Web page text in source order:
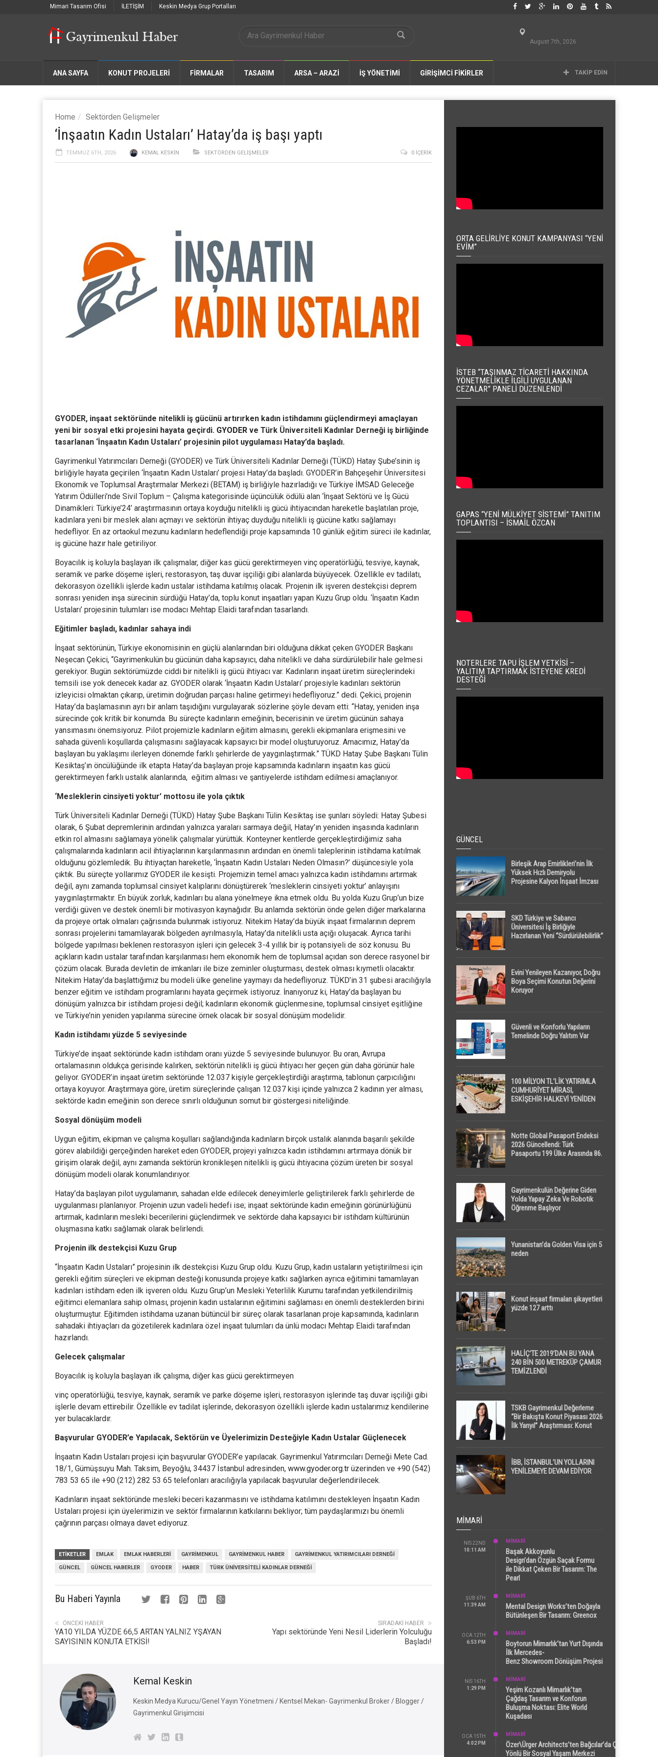
Mimari Tasarım Ofisi İLETİŞİM Keskin Medya Grup Portalları
August 7th, 2026
ANA SAYFA KONUT PROJELERİ FIRMALAR TASARIM ARSA – ARAZİ İŞ YÖNETİMİ GİRİŞİMCİ FİKİRLER TAKIP EDIN
Home Sektörden Gelişmeler
‘İnşaatın Kadın Ustaları’ Hatay’da iş başı yaptı
TEMMUZ 6TH, 2026 KEMAL KESKIN SEKTÖRDEN GELIŞMELER 0 İÇERIK
GYODER, inşaat sektöründe nitelikli iş gücünü artırırken kadın istihdamını güçlendirmeyi amaçlayan
yeni bir sosyal etki projesini hayata geçirdi. GYODER ve Türk Üniversiteli Kadınlar Derneği iş birliğinde
tasarlanan ‘İnşaatın Kadın Ustaları’ projesinin pilot uygulaması Hatay’da başladı.
Gayrimenkul Yatırımcıları Derneği (GYODER) ve Türk Üniversiteli Kadınlar Derneği (TÜKD) Hatay Şube’sinin iş
birliğiyle hayata geçirilen ‘İnşaatın Kadın Ustaları’ projesi Hatay’da başladı. GYODER’in Bahçeşehir Üniversitesi
Ekonomik ve Toplumsal Araştırmalar Merkezi (BETAM) iş birliğiyle hazırladığı ve Türkiye İMSAD Geleceğe
Yatırım Ödülleri’nde Sivil Toplum – Çalışma kategorisinde üçüncülük ödülü alan ‘İnşaat Sektörü ve İş Gücü
Dinamikleri: Türkiye’24’ araştırmasının ortaya koyduğu nitelikli iş gücü ihtiyacından hareketle başlatılan proje,
kadınlara yeni bir meslek alanı açmayı ve sektörün ihtiyaç duyduğu nitelikli iş gücüne katkı sağlamayı
hedefliyor. En az ortaokul mezunu kadınların hedeflendiği proje kapsamında 10 günlük eğitim süreci ile kadınlar,
iş gücüne hazır hale getiriliyor.
Boyacılık iş koluyla başlayan ilk çalışmalar, diğer kas gücü gerektirmeyen vinç operatörlüğü, tesviye, kaynak,
seramik ve parke döşeme işleri, restorasyon, taş duvar işçiliği gibi alanlarda büyüyecek. Özellikle ev tadilatı,
dekorasyon özellikli işlerde kadın ustalar istihdama katılmış olacak. Projenin ilk işveren destekçisi deprem
sonrası yeniden inşa sürecinin sürdüğü Hatay’da, toplu konut inşaatları yapan Kuzu Grup oldu. ‘İnşaatın Kadın
Ustaları’ projesinin tulumları ise modacı Mehtap Elaidi tarafından tasarlandı.
Eğitimler başladı, kadınlar sahaya indi
İnşaat sektörünün, Türkiye ekonomisinin en güçlü alanlarından biri olduğuna dikkat çeken GYODER Başkanı
Neşecan Çekici, “Gayrimenkulün bu gücünün daha kapsayıcı, daha nitelikli ve daha sürdürülebilir hale gelmesi
gerekiyor. Bugün sektörümüzde ciddi bir nitelikli iş gücü ihtiyacı var. Kadınların inşaat üretim süreçlerindeki
temsili ise yok denecek kadar az. GYODER olarak ‘İnşaatın Kadın Ustaları’ projesiyle kadınları sektörün
izleyicisi olmaktan çıkarıp, üretimin doğrudan parçası haline getirmeyi hedefliyoruz.” dedi. Çekici, projenin
Hatay’da başlamasının ayrı bir anlam taşıdığını vurgulayarak sözlerine şöyle devam etti: “Hatay, yeniden inşa
sürecinde çok kritik bir konumda. Bu süreçte kadınların emeğinin, becerisinin ve üretim gücünün sahaya
yansımasını önemsiyoruz. Pilot projemizle kadınların eğitim almasını, gerekli ekipmanlara erişmesini ve
sahada güvenli koşullarda çalışmasını sağlayacak kapsayıcı bir model oluşturuyoruz. Amacımız, Hatay’da
başlayan bu yaklaşımı ilerleyen dönemde farklı şehirlerde de yaygınlaştırmak.” TÜKD Hatay Şube Başkanı Tülin
Kesiktaş’ın öncülüğünde ilk etapta Hatay’da başlayan proje kapsamında kadınların inşaatın kas gücü
gerektirmeyen farklı ustalık alanlarında, eğitim alması ve şantiyelerde istihdam edilmesi amaçlanıyor.
‘Mesleklerin cinsiyeti yoktur’ mottosu ile yola çıktık
Türk Üniversiteli Kadınlar Derneği (TÜKD) Hatay Şube Başkanı Tülin Kesiktaş ise şunları söyledi: Hatay Şubesi
olarak, 6 Şubat depremlerinin ardından yalnızca yaraları sarmaya değil, Hatay’ın yeniden inşasında kadınların
etkin rol almasını sağlamaya yönelik çalışmalar yürüttük. Konteyner kentlerde gerçekleştirdiğimiz saha
çalışmalarında kadınların acil ihtiyaçlarının karşılanmasının ardından en önemli taleplerinin istihdama katılmak
olduğunu gözlemledik. Bu ihtiyaçtan hareketle, ‘İnşaatın Kadın Ustaları Neden Olmasın?’ düşüncesiyle yola
çıktık. Bu süreçte yollarımız GYODER ile kesişti. Projemizin temel amacı yalnızca kadın istihdamını artırmak
değil, aynı zamanda toplumsal cinsiyet kalıplarını dönüştürerek ‘mesleklerin cinsiyeti yoktur’ anlayışını
yaygınlaştırmaktır. En büyük zorluk, kadınları bu alana yönelmeye ikna etmek oldu. Bu yolda Kuzu Grup’un bize
verdiği güven ve destek önemli bir motivasyon kaynağıdır. Bu anlamda sektörün önde gelen diğer markalarına
da projeye ortak olmaları çağrısında bulunmak istiyoruz. Nitekim Hatay’da büyük inşaat firmalarının deprem
sonrası projelerini tamamlayarak bölgeden ayrılmasıyla, Hatay’da nitelikli usta açığı oluşacak. Ayrıca tarihi
bölgede yapılması beklenen restorasyon işleri için gelecek 3-4 yıllık bir iş potansiyeli de söz konusu. Bu
açıkların kadın ustalar tarafından karşılanması hem ekonomik hem de toplumsal açıdan son derece rasyonel bir
çözüm olacak. Burada devletin de imkanları ile bize zeminler oluşturması, destek olması kıymetli olacaktır.
Nitekim Hatay’da başlattığımız bu modeli ülke geneline yaymayı da hedefliyoruz. TÜKD’in 31 şubesi aracılığıyla
benzer eğitim ve istihdam programlarını hayata geçirmek istiyoruz. İnanıyoruz ki, Hatay’da başlayan bu
dönüşüm yalnızca bir istihdam projesi değil; kadınların ekonomik güçlenmesine, toplumsal cinsiyet eşitliğine
ve Türkiye’nin yeniden yapılanma sürecine örnek olacak bir sosyal dönüşüm modelidir.
Kadın istihdamı yüzde 5 seviyesinde
Türkiye’de inşaat sektöründe kadın istihdam oranı yüzde 5 seviyesinde bulunuyor. Bu oran, Avrupa
ortalamasının oldukça gerisinde kalırken, sektörün nitelikli iş gücü ihtiyacı her geçen gün daha görünür hale
geliyor. GYODER’in inşaat üretim sektöründe 12.037 kişiyle gerçekleştirdiği araştırma, tablonun çarpıcılığını
ortaya koyuyor. Araştırmaya göre, üretim süreçlerinde çalışan 12.037 kişi içinde yalnızca 2 kadının yer alması,
sektörde kadın emeğinin son derece sınırlı olduğunun somut bir göstergesi niteliğinde.
Sosyal dönüşüm modeli
Uygun eğitim, ekipman ve çalışma koşulları sağlandığında kadınların birçok ustalık alanında başarılı şekilde
görev alabildiği gerçeğinden hareket eden GYODER, projeyi yalnızca kadın istihdamını artırmaya dönük bir
girişim olarak değil, aynı zamanda sektörün kronikleşen nitelikli iş gücü ihtiyacına çözüm üreten bir sosyal
dönüşüm modeli olarak konumlandırıyor.
Hatay’da başlayan pilot uygulamanın, sahadan elde edilecek deneyimlerle geliştirilerek farklı şehirlerde de
uygulanması planlanıyor. Projenin uzun vadeli hedefi ise; inşaat sektöründe kadın emeğinin görünürlüğünü
artırmak, kadınların mesleki becerilerini güçlendirmek ve sektörde daha kapsayıcı bir istihdam kültürünün
oluşmasına katkı sağlamak olarak belirlendi.
Projenin ilk destekçisi Kuzu Grup
“İnşaatın Kadın Ustaları” projesinin ilk destekçisi Kuzu Grup oldu. Kuzu Grup, kadın ustaların yetiştirilmesi için
gerekli eğitim süreçleri ve ekipman desteği konusunda projeye katkı sağlarken ayrıca eğitimini tamamlayan
kadınları istihdam eden ilk işveren oldu. Kuzu Grup’un Mesleki Yeterlilik Kurumu tarafından yetkilendirilmiş
eğitimci elemanlara sahip olması, projenin kadın ustalarının eğitimini sağlaması en önemli desteklerden birini
oluşturmuştur. Eğitimden istihdama uzanan bütüncül bir süreç olarak tasarlanan proje kapsamında, kadınların
sahadaki ihtiyaçları da gözetilerek kadınlara özel inşaat tulumları da ünlü modacı Mehtap Elaidi tarafından
hazırlandı.
Gelecek çalışmalar
Boyacılık iş koluyla başlayan ilk çalışma, diğer kas gücü gerektirmeyen
vinç operatörlüğü, tesviye, kaynak, seramik ve parke döşeme işleri, restorasyon işlerinde taş duvar işçiliği gibi
işlerle devam ettirebilir. Özellikle ev tadilat işlerinde, dekorasyon özellikli işlerde kadın ustalarımız kendilerine
yer bulacaklardır.
Başvurular GYODER’e Yapılacak, Sektörün ve Üyelerimizin Desteğiyle Kadın Ustalar Güçlenecek
İnşaatın Kadın Ustaları projesi için başvurular GYODER’e yapılacak. Gayrimenkul Yatırımcıları Derneği Mete Cad.
18/1, Gümüşsuyu Mah. Taksim, Beyoğlu, 34437 İstanbul adresinden, www.gyoder.org.tr üzerinden ve +90 (542)
783 53 65 ile +90 (212) 282 53 65 telefonları aracılığıyla yapılacak başvurular değerlendirilecek.
Kadınların inşaat sektöründe mesleki beceri kazanmasını ve istihdama katılımını destekleyen İnşaatın Kadın
Ustaları projesi için üyelerimizin ve sektör firmalarının katkılarını bekliyor; tüm paydaşlarımızı bu önemli
çağrının parçası olmaya davet ediyoruz.
ETIKETLER EMLAK EMLAK HABERLERI GAYRIMENKUL GAYRIMENKUL HABER GAYRIMENKUL YATIRIMCILARI DERNEĞI
GÜNCEL GÜNCEL HABERLER GYODER HABER TÜRK ÜNIVERSITELI KADINLAR DERNEĞI
Bu Haberi Yayınla
SIRADAKI HABER
Yapı sektöründe Yeni Nesil Liderlerin Yolculuğu
Başladı!
ÖNCEKI HABER
YA10 YILDA YÜZDE 66,5 ARTAN YALNIZ YŞAYAN
SAYISININ KONUTA ETKİSİ!
Kemal Keskin
Keskin Medya Kurucu/Genel Yayın Yönetmeni / Kentsel Mekan- Gayrimenkul Broker / Blogger /
Gayrimenkul Girişimcisi
ORTA GELIRLIYE KONUT KAMPANYASI “YENI
EVIM”
İSTEB “TAŞINMAZ TICARETI HAKKINDA
YÖNETMELIKLE İLGILI UYGULANAN
CEZALAR” PANELI DÜZENLENDI
GAPAS “YENI MÜLKIYET SISTEMI” TANITIM
TOPLANTISI – İSMAIL ÖZCAN
NOTERLERE TAPU İŞLEM YETKISI –
YALITIM TAPTIRMAK İSTEYENE KREDI
DESTEĞI
GÜNCEL
Birleşik Arap Emirlikleri’nin İlk
Yüksek Hızlı Demiryolu
Projesine Kalyon İnşaat İmzası
SKD Türkiye ve Sabancı
Üniversitesi İş Birliğiyle
Hazırlanan Yeni “Sürdürülebilirlik”
Evini Yenileyen Kazanıyor, Doğru
Boya Seçimi Konutun Değerini
Koruyor
Güvenli ve Konforlu Yapıların
Temelinde Doğru Yalıtım Var
100 MİLYON TL’LİK YATIRIMLA
CUMHURİYET MİRASI,
ESKİŞEHİR HALKEVİ YENİDEN
Notte Global Pasaport Endeksi
2026 Güncellendi: Türk
Pasaportu 199 Ülke Arasında 86.
Gayrimenkulün Değerine Giden
Yolda Yapay Zeka Ve Robotik
Öğrenme Başlıyor
Yunanistan’da Golden Visa için 5
neden
Konut inşaat firmaları şikayetleri
yüzde 127 arttı
HALİÇ’TE 2019’DAN BU YANA
240 BİN 500 METREKÜP ÇAMUR
TEMİZLENDİ
TSKB Gayrimenkul Değerleme
“Bir Bakışta Konut Piyasası 2026
İlk Yarıyıl” Araştırması: Konut
Dikkat Çekti
İBB, İSTANBUL’UN YOLLARINI
YENİLEMEYE DEVAM EDİYOR
MIMARI
NIS 22ND
10:11 AM
MİMARİ
Başak Akkoyunlu
Design’dan Özgün Saçak Formu
ile Dikkat Çeken Bir Tasarım: The
Pearl
ŞUB 6TH
11:39 AM
MİMARİ
Mental Design Works’ten Doğayla
Bütünleşen Bir Tasarım: Greenox
OCA 12TH
6:53 PM
MİMARİ
Boytorun Mimarlık’tan Yurt Dışında
İlk Mercedes-
Benz Showroom Dönüşüm Projesi
NIS 16TH
1:29 PM
MİMARİ
Yeşim Kozanlı Mimarlık’tan
Çağdaş Tasarım ve Konforun
Buluşma Noktası: Elite World
Kuşadası
OCA 15TH
4:02 PM
MİMARİ
Özer\Ürger Architects’ten Bağcılar’da Çok
Yönlü Bir Sosyal Yaşam Merkezi